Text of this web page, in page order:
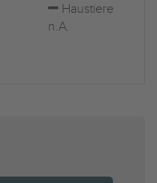
Haustiere
n.A.